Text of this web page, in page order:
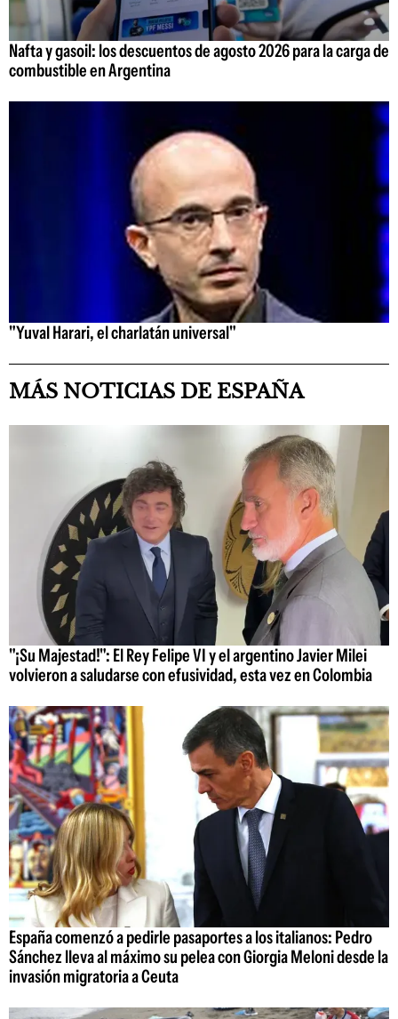
Nafta y gasoil: los descuentos de agosto 2026 para la carga de
combustible en Argentina
"Yuval Harari, el charlatán universal"
MÁS NOTICIAS DE ESPAÑA
"¡Su Majestad!": El Rey Felipe VI y el argentino Javier Milei
volvieron a saludarse con efusividad, esta vez en Colombia
España comenzó a pedirle pasaportes a los italianos: Pedro
Sánchez lleva al máximo su pelea con Giorgia Meloni desde la
invasión migratoria a Ceuta